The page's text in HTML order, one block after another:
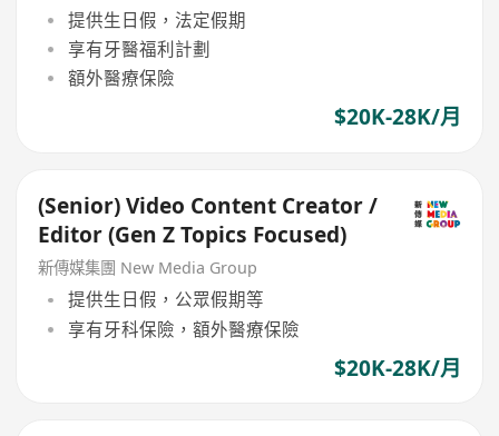
提供生日假，法定假期
享有牙醫福利計劃
額外醫療保險
$20K-28K/月
(Senior) Video Content Creator /
Editor (Gen Z Topics Focused)
新傳媒集團 New Media Group
提供生日假，公眾假期等
享有牙科保險，額外醫療保險
$20K-28K/月